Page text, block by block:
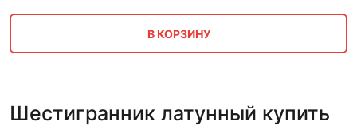
В КОРЗИНУ
Шестигранник латунный купить